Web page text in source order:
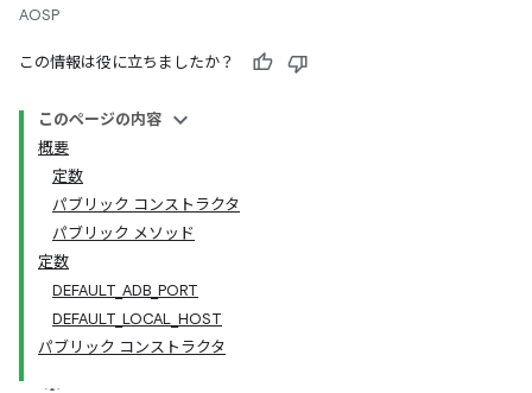
AOSP
この情報は役に立ちましたか？
このページの内容
概要
定数
パブリック コンストラクタ
パブリック メソッド
定数
DEFAULT_ADB_PORT
DEFAULT_LOCAL_HOST
パブリック コンストラクタ